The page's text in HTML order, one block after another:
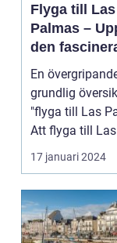
Flyga till Las
Palmas –
den
ögruppen
En
grundlig
"flyga till Las
Att flyga till Las
Palmas, beläget
17 januari 2024